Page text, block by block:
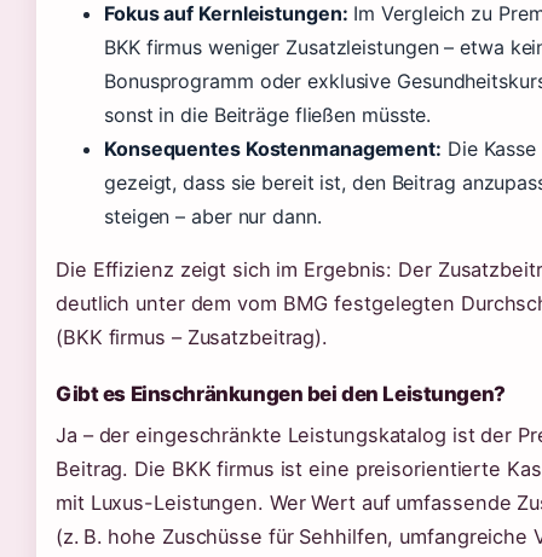
Fokus auf Kernleistungen: Im Vergleich zu
BKK firmus weniger Zusatzleistungen – etwa
Bonusprogramm oder exklusive
sonst in die Beiträge fließen müsste.
Konsequentes Kostenmanagement: Die
gezeigt, dass sie bereit ist, den Beitrag
steigen – aber nur dann.
Die Effizienz zeigt sich im Ergebnis: Der
deutlich unter dem vom BMG festgelegten
(BKK firmus – Zusatzbeitrag).
Gibt es Einschränkungen bei den Leistungen?
Ja – der eingeschränkte Leistungskatalog ist der
Beitrag. Die BKK firmus ist eine preisorientierte
mit Luxus-Leistungen. Wer Wert auf umfassende
(z. B. hohe Zuschüsse für Sehhilfen, umfangreiche